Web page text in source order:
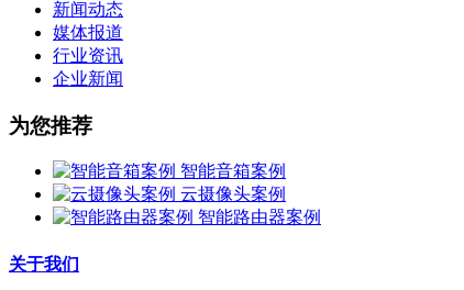
新闻动态
媒体报道
行业资讯
企业新闻
为您推荐
智能音箱案例
云摄像头案例
智能路由器案例
关于我们